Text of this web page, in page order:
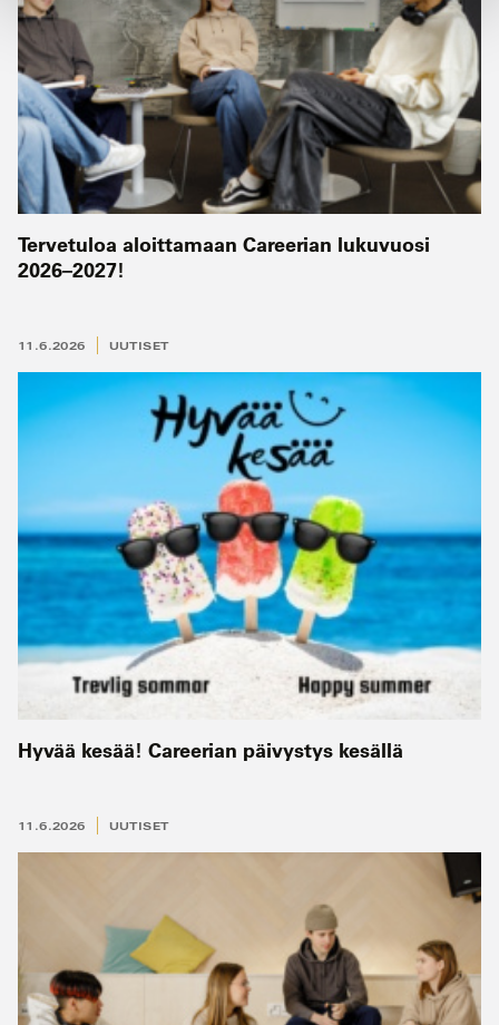
Tervetuloa aloittamaan Careerian lukuvuosi
2026–2027!
11.6.2026 UUTISET
Hyvää kesää! Careerian päivystys kesällä
11.6.2026 UUTISET